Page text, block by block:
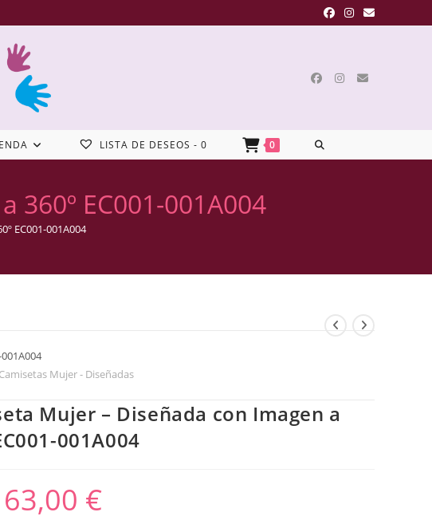
LISTA DE DESEOS - 0 0
360º EC001-001A004
EC001-001A004
001A004
Camisetas Mujer - Diseñadas
Mujer – Diseñada con Imagen a
001A004
63,00 €